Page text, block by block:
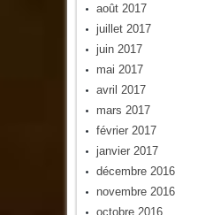
août 2017
juillet 2017
juin 2017
mai 2017
avril 2017
mars 2017
février 2017
janvier 2017
décembre 2016
novembre 2016
octobre 2016